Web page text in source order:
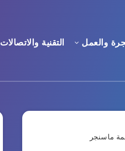
والعمل التقنية والاتصالات